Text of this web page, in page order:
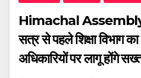
Himachal Assembly
सत्र से पहले शिक्षा विभाग
अधिकारियों पर लागू होंगे